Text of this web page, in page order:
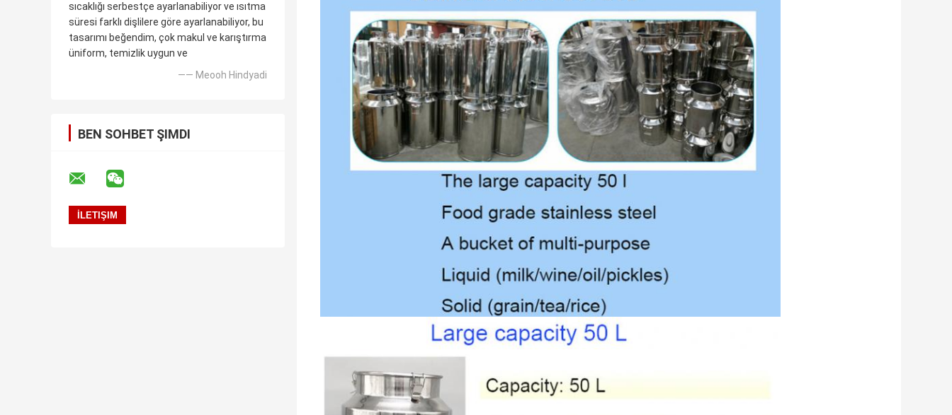
sıcaklığı serbestçe ayarlanabiliyor ve ısıtma
süresi farklı dişlilere göre ayarlanabiliyor, bu
tasarımı beğendim, çok makul ve karıştırma
üniform, temizlik uygun ve
—— Meooh Hindyadi
BEN SOHBET ŞIMDI